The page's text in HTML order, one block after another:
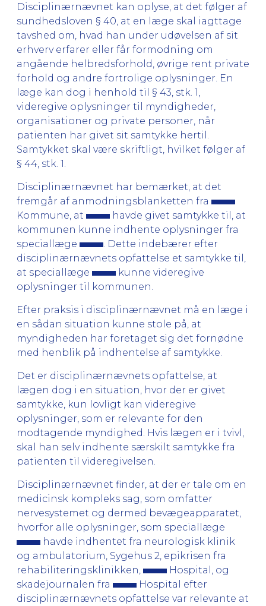
Disciplinærnævnet kan oplyse, at det følger af
sundhedsloven § 40, at en læge skal iagttage
tavshed om, hvad han under udøvelsen af sit
erhverv erfarer eller får formodning om
angående helbredsforhold, øvrige rent private
forhold og andre fortrolige oplysninger. En
læge kan dog i henhold til § 43, stk. 1,
videregive oplysninger til myndigheder,
organisationer og private personer, når
patienten har givet sit samtykke hertil.
Samtykket skal være skriftligt, hvilket følger af
§ 44, stk. 1.
Disciplinærnævnet har bemærket, at det
fremgår af anmodningsblanketten fra
Kommune, at
havde givet samtykke til, at
kommunen kunne indhente oplysninger fra
speciallæge
. Dette indebærer efter
disciplinærnævnets opfattelse et samtykke til,
at speciallæge
kunne videregive
oplysninger til kommunen.
Efter praksis i disciplinærnævnet må en læge i
en sådan situation kunne stole på, at
myndigheden har foretaget sig det fornødne
med henblik på indhentelse af samtykke.
Det er disciplinærnævnets opfattelse, at
lægen dog i en situation, hvor der er givet
samtykke, kun lovligt kan videregive
oplysninger, som er relevante for den
modtagende myndighed. Hvis lægen er i tvivl,
skal han selv indhente særskilt samtykke fra
patienten til videregivelsen.
Disciplinærnævnet finder, at der er tale om en
medicinsk kompleks sag, som omfatter
nervesystemet og dermed bevægeapparatet,
hvorfor alle oplysninger, som speciallæge
havde indhentet fra neurologisk klinik
og ambulatorium, Sygehus 2, epikrisen fra
rehabiliteringsklinikken,
Hospital, og
skadejournalen fra
Hospital efter
disciplinærnævnets opfattelse var relevante at